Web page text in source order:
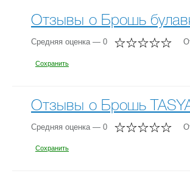
Отзывы о Брошь
Средняя оценка — 0
Сохранить
Отзывы о Брошь
Средняя оценка — 0
Сохранить